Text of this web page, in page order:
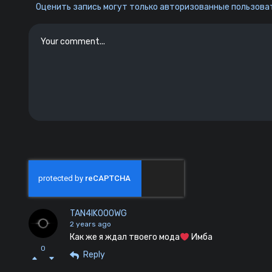
Оценить запись могут только авторизованные
0
TAN4IK000WG
2 years ago
Как же я ждал твоего мода
Имба
Reply